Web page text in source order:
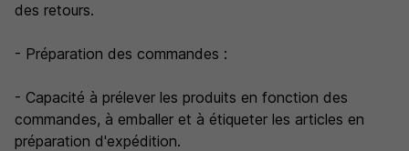
des retours.
- Préparation des commandes :
- Capacité à prélever les produits en fonction des
commandes, à emballer et à étiqueter les articles en
préparation d'expédition.